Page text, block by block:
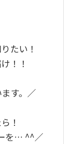
たい！
！！
す。／
！
を… ^^／